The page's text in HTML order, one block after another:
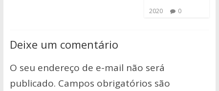
2020
0
Deixe um comentário
O seu endereço de e-mail não será
publicado. Campos obrigatórios são